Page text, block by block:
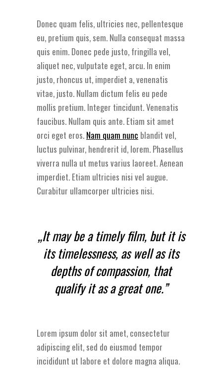
Donec quam felis, ultricies nec, pellentesque
eu, pretium quis, sem. Nulla consequat massa
quis enim. Donec pede justo, fringilla vel,
aliquet nec, vulputate eget, arcu. In enim
justo, rhoncus ut, imperdiet a, venenatis
vitae, justo. Nullam dictum felis eu pede
mollis pretium. Integer tincidunt. Venenatis
faucibus. Nullam quis ante. Etiam sit amet
orci eget eros. Nam quam nunc blandit vel,
luctus pulvinar, hendrerit id, lorem. Phasellus
viverra nulla ut metus varius laoreet. Aenean
imperdiet. Etiam ultricies nisi vel augue.
Curabitur ullamcorper ultricies nisi.
„It may be a timely film, but it is
its timelessness, as well as its
depths of compassion, that
qualify it as a great one.”
Lorem ipsum dolor sit amet, consectetur
adipiscing elit, sed do eiusmod tempor
incididunt ut labore et dolore magna aliqua.